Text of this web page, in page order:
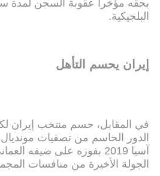
بحقه مؤخرا عقوبة السجن لمدة
البلجيكية.
إيران يحسم التأهل
في المقابل، حسم منتخب إيران
الجولة الأخيرة من منافسات